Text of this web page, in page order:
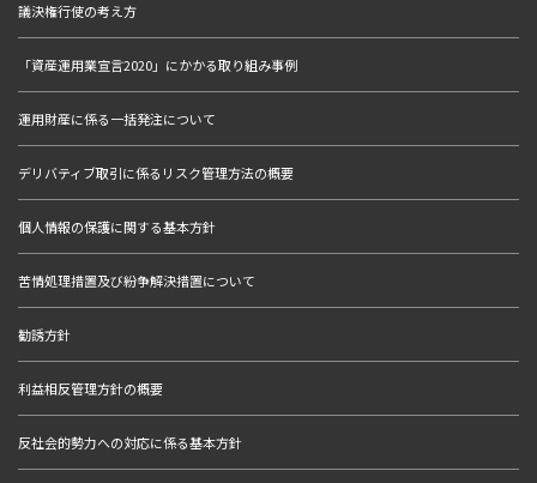
議決権行使の考え方
「資産運用業宣言2020」にかかる取り組み事例
運用財産に係る一括発注について
デリバティブ取引に係るリスク管理方法の概要
個人情報の保護に関する基本方針
苦情処理措置及び紛争解決措置について
勧誘方針
利益相反管理方針の概要
反社会的勢力への対応に係る基本方針